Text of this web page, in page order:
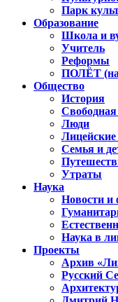
Парк
Образование
Школа и
Учитель
Реформы
ПОЛЁТ
Общество
История
Свободная
Люди
Лицейские
Семья и
Утраты
Наука
Новости и
Наука в
Проекты
Архив
Русский